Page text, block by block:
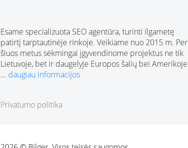
Esame specializuota SEO agentūra, turinti ilgametę
patirtį tarptautinėje rinkoje. Veikiame nuo 2015 m. Per
šiuos metus sėkmingai įgyvendinome projektus ne tik
Lietuvoje, bet ir daugelyje Europos šalių bei Amerikoje
... daugiau informacijos
Privatumo politika